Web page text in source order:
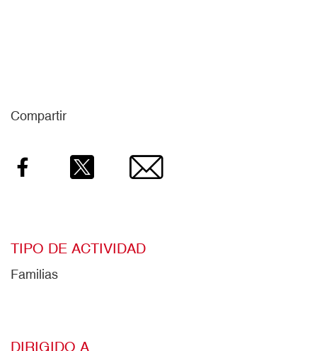
Compartir
Facebook Twitter Email
TIPO DE ACTIVIDAD
Familias
DIRIGIDO A